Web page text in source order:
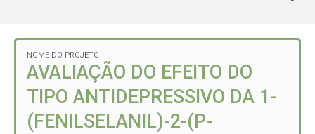
NOME DO PROJETO
AVALIAÇÃO DO EFEITO DO
TIPO ANTIDEPRESSIVO DA 1-
(FENILSELANIL)-2-(P-